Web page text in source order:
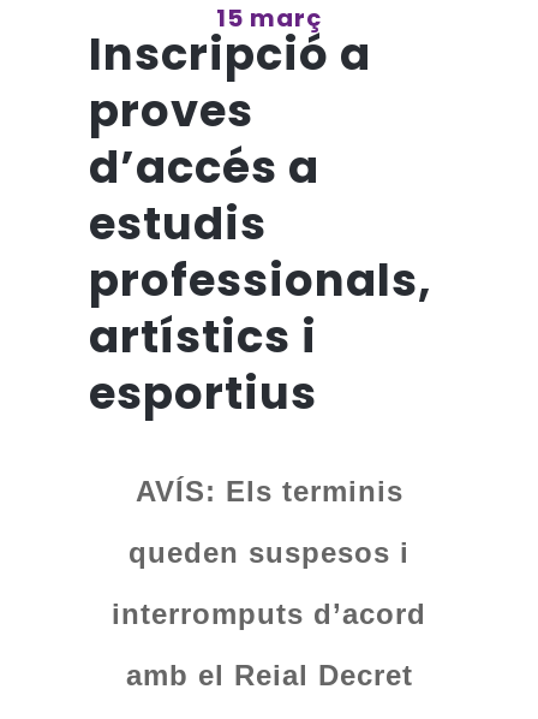
15 març
Inscripció a
proves
d’accés a
estudis
professionals,
artístics i
esportius
AVÍS: Els terminis
queden suspesos i
interromputs d’acord
amb el Reial Decret